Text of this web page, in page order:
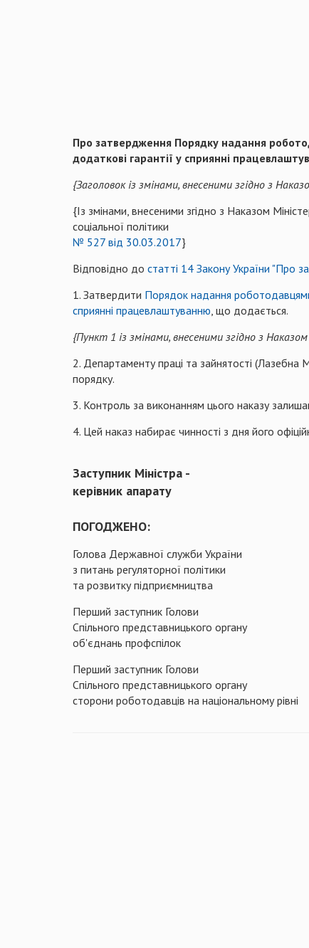
Про затвердження Порядку надання
додаткові гарантії у сприянні
{Заголовок із змінами, внесеними згідно з
{Із змінами, внесеними згідно з Наказом
соціальної політики
№ 527 від 30.03.2017}
Відповідно до статті 14 Закону України "Про
1. Затвердити Порядок надання
сприянні працевлаштуванню , що додається.
{Пункт 1 із змінами, внесеними згідно з
2. Департаменту праці та зайнятості (Лазебна
порядку.
3. Контроль за виконанням цього наказу
4. Цей наказ набирає чинності з дня його
Заступник Міністра -
керівник апарату
ПОГОДЖЕНО:
Голова Державної служби України
з питань регуляторної політики
та розвитку підприємництва
Перший заступник Голови
Спільного представницького органу
об'єднань профспілок
Перший заступник Голови
Спільного представницького органу
сторони роботодавців на національному рівні